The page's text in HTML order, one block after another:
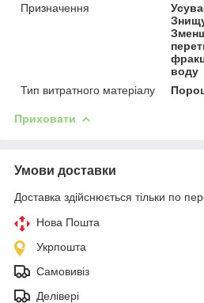
Призначення
воду
Тип витратного матеріалу
Приховати
Умови доставки
Доставка здійснюється тільки по
Нова Пошта
Укрпошта
Самовивіз
Делівері